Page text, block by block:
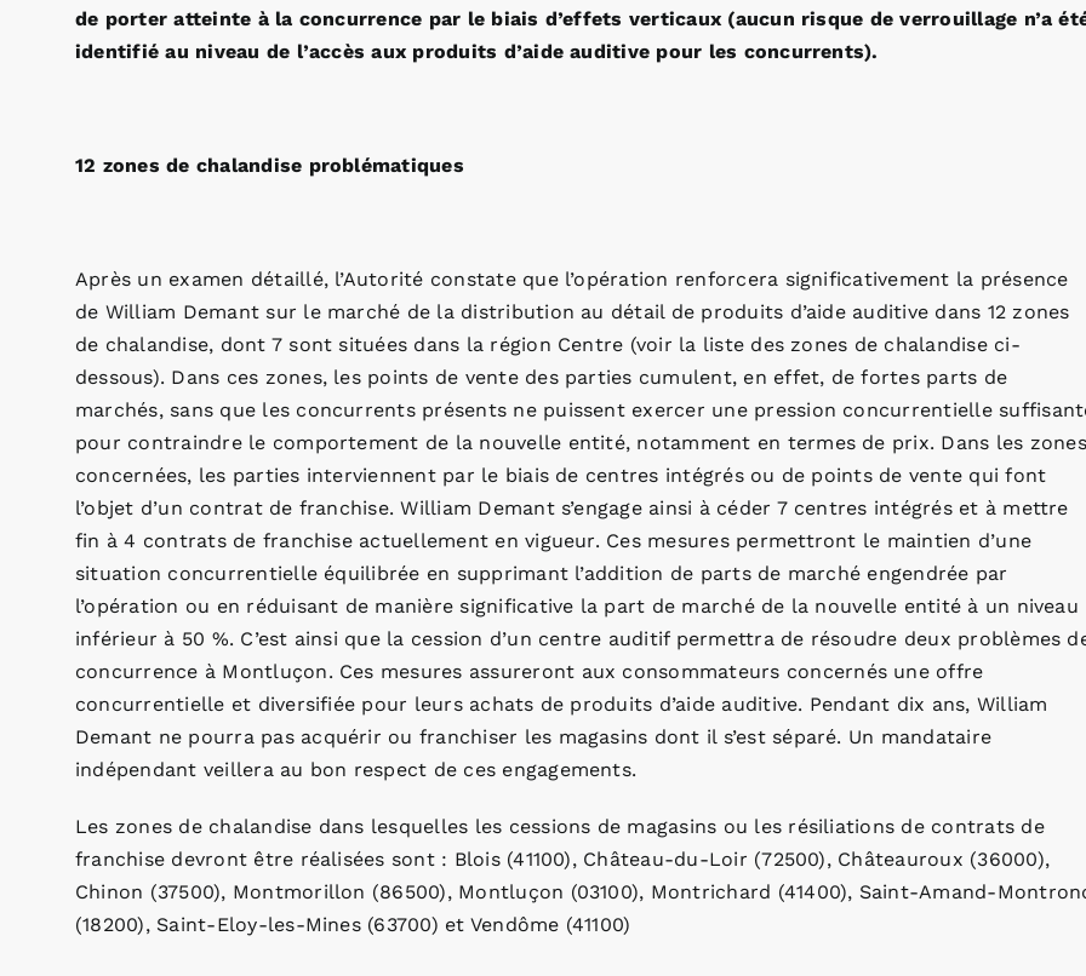
de porter atteinte à la concurrence par le biais d’effets verticaux (aucun risque de verrouillage n’a
identifié au niveau de l’accès aux produits d’aide auditive pour les concurrents).
12 zones de chalandise problématiques
Après un examen détaillé, l’Autorité constate que l’opération renforcera significativement la présence
de William Demant sur le marché de la distribution au détail de produits d’aide auditive dans 12 zones
de chalandise, dont 7 sont situées dans la région Centre (voir la liste des zones de chalandise ci-
dessous). Dans ces zones, les points de vente des parties cumulent, en effet, de fortes parts de
marchés, sans que les concurrents présents ne puissent exercer une pression concurrentielle
pour contraindre le comportement de la nouvelle entité, notamment en termes de prix. Dans les zones
concernées, les parties interviennent par le biais de centres intégrés ou de points de vente qui font
l’objet d’un contrat de franchise. William Demant s’engage ainsi à céder 7 centres intégrés et à mettre
fin à 4 contrats de franchise actuellement en vigueur. Ces mesures permettront le maintien d’une
situation concurrentielle équilibrée en supprimant l’addition de parts de marché engendrée par
l’opération ou en réduisant de manière significative la part de marché de la nouvelle entité à un niveau
inférieur à 50 %. C’est ainsi que la cession d’un centre auditif permettra de résoudre deux problèmes
concurrence à Montluçon. Ces mesures assureront aux consommateurs concernés une offre
concurrentielle et diversifiée pour leurs achats de produits d’aide auditive. Pendant dix ans, William
Demant ne pourra pas acquérir ou franchiser les magasins dont il s’est séparé. Un mandataire
indépendant veillera au bon respect de ces engagements.
Les zones de chalandise dans lesquelles les cessions de magasins ou les résiliations de contrats de
franchise devront être réalisées sont : Blois (41100), Château-du-Loir (72500), Châteauroux (36000),
Chinon (37500), Montmorillon (86500), Montluçon (03100), Montrichard (41400), Saint-Amand-
(18200), Saint-Eloy-les-Mines (63700) et Vendôme (41100)